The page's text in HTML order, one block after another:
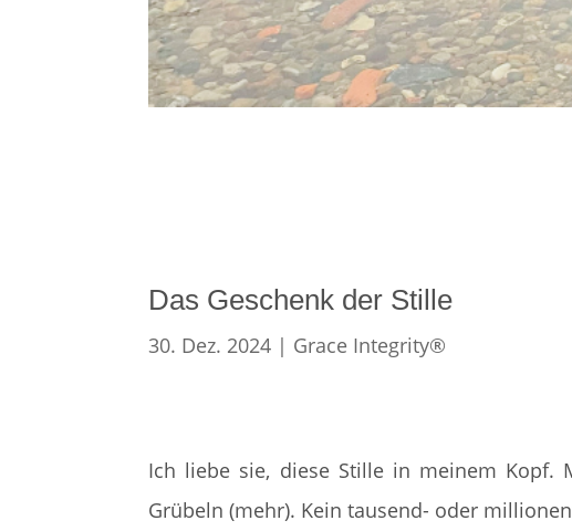
Das Geschenk der Stille
30. Dez. 2024 | Grace Integrity®
Ich liebe sie, diese Stille in meinem Kopf.
Grübeln (mehr). Kein tausend- oder